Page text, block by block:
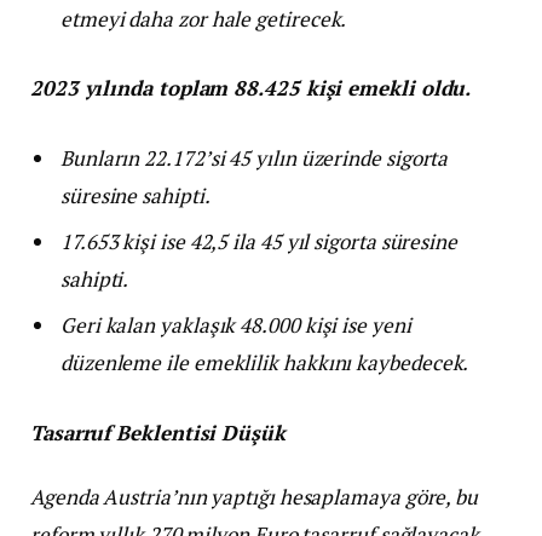
etmeyi daha zor hale getirecek.
2023 yılında toplam 88.425 kişi emekli oldu.
Bunların 22.172’si 45 yılın üzerinde sigorta
süresine sahipti.
17.653 kişi ise 42,5 ila 45 yıl sigorta süresine
sahipti.
Geri kalan yaklaşık 48.000 kişi ise yeni
düzenleme ile emeklilik hakkını kaybedecek.
Tasarruf Beklentisi Düşük
Agenda Austria’nın yaptığı hesaplamaya göre, bu